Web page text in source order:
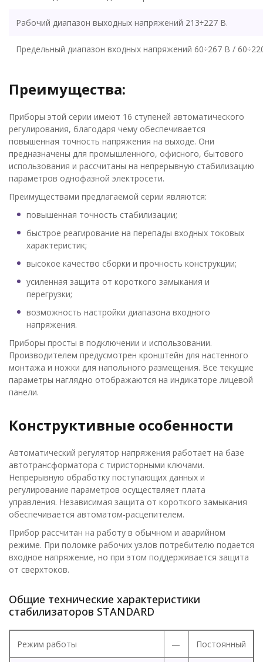
Рабочий диапазон выходных напряжений 213÷227 В.
Предельный диапазон входных напряжений 60÷267 В /
Преимущества:
Приборы этой серии имеют 16 ступеней автоматического
регулирования, благодаря чему обеспечивается
повышенная точность напряжения на выходе. Они
предназначены для промышленного, офисного, бытового
использования и рассчитаны на непрерывную стабилизацию
параметров однофазной электросети.
Преимуществами предлагаемой серии являются:
повышенная точность стабилизации;
быстрое реагирование на перепады входных токовых
характеристик;
высокое качество сборки и прочность конструкции;
усиленная защита от короткого замыкания и
перегрузки;
возможность настройки диапазона входного
напряжения.
Приборы просты в подключении и использовании.
Производителем предусмотрен кронштейн для настенного
монтажа и ножки для напольного размещения. Все текущие
параметры наглядно отображаются на индикаторе лицевой
панели.
Конструктивные особенности
Автоматический регулятор напряжения работает на базе
автотрансформатора с тиристорными ключами.
Непрерывную обработку поступающих данных и
регулирование параметров осуществляет плата
управления. Независимая защита от короткого замыкания
обеспечивается автоматом-расцепителем.
Прибор рассчитан на работу в обычном и аварийном
режиме. При поломке рабочих узлов потребителю подается
входное напряжение, но при этом поддерживается защита
от сверхтоков.
Общие технические характеристики
стабилизаторов STANDARD
Режим работы — Постоянный